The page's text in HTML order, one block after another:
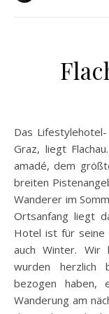
Das Lifestylehotel- Mein Matteo 2,5 h Stunden Fahrt von
Graz, liegt
amadé, dem
breiten
Wanderer im
Ortsanfang liegt
Hotel ist für seine
auch Winter. Wir
wurden herzlich
bezogen haben,
Wanderung am